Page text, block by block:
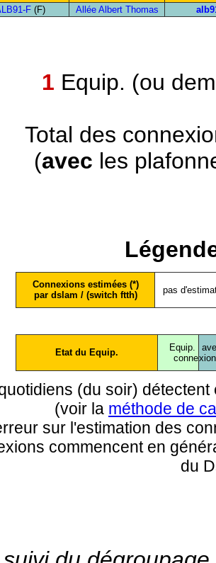
F (F) Allée Albert Thomas
1 Equip. (ou
Total des
(avec les
Connexions estimées (*)
par dslam / (switch ftth)
pas
Etat du Equip.
Equip.
conne
(du soir)
(voir la méthode de
sur l'estimation des
commencent en
du